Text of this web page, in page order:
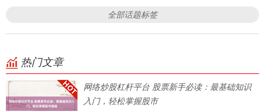
全部话题标签
热门文章
网络炒股杠杆平台 股票新手必读：最基础知识
入门，轻松掌握股市